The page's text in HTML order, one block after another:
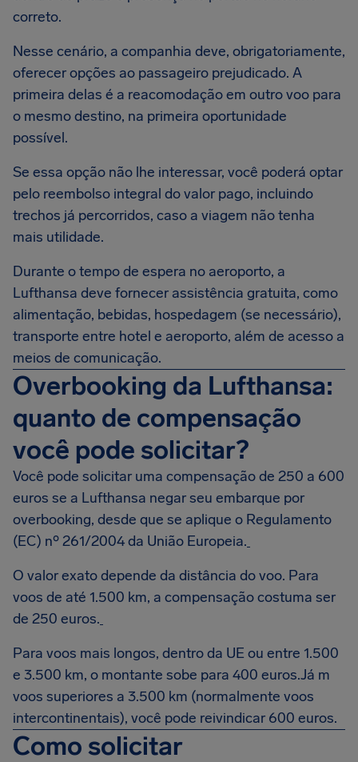
correto.
Nesse cenário, a companhia deve, obrigatoriamente,
oferecer opções ao passageiro prejudicado. A
primeira delas é a reacomodação em outro voo para
o mesmo destino, na primeira oportunidade
possível.
Se essa opção não lhe interessar, você poderá optar
pelo reembolso integral do valor pago, incluindo
trechos já percorridos, caso a viagem não tenha
mais utilidade.
Durante o tempo de espera no aeroporto, a
Lufthansa deve fornecer assistência gratuita, como
alimentação, bebidas, hospedagem (se necessário),
transporte entre hotel e aeroporto, além de acesso a
meios de comunicação.
Overbooking da Lufthansa:
quanto de compensação
você pode solicitar?
Você pode solicitar uma compensação de 250 a 600
euros se a Lufthansa negar seu embarque por
overbooking, desde que se aplique o Regulamento
(EC) nº 261/2004 da União Europeia.
O valor exato depende da distância do voo. Para
voos de até 1.500 km, a compensação costuma ser
de 250 euros.
Para voos mais longos, dentro da UE ou entre 1.500
e 3.500 km, o montante sobe para 400 euros.Já m
voos superiores a 3.500 km (normalmente voos
intercontinentais), você pode reivindicar 600 euros.
Como solicitar